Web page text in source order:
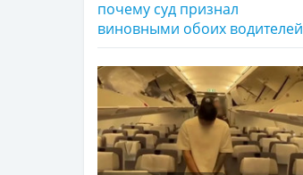
почему суд признал
виновными обоих водителей